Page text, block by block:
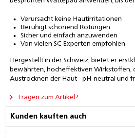
Verursacht keine Hautirritationen
Beruhigt schonend Rötungen
Sicher und einfach anzuwenden
Von vielen SC Experten empfohlen
Hergestellt in der Schweiz, bietet er
bewährten, hocheffektiven Wirkstoffen,
Austrocknen der Haut - pH-neutral und
Fragen zum Artikel?
Kunden kauften auch